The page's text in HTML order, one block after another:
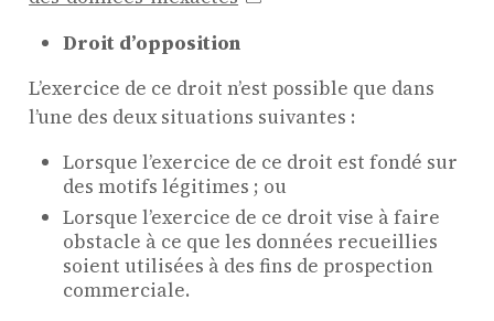
Droit d’opposition
L’exercice de ce droit n’est possible que dans
l’une des deux situations suivantes :
Lorsque l’exercice de ce droit est fondé sur
des motifs légitimes ; ou
Lorsque l’exercice de ce droit vise à faire
obstacle à ce que les données recueillies
soient utilisées à des fins de prospection
commerciale.